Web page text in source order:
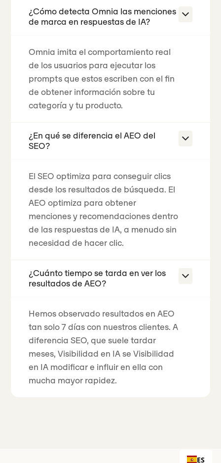
¿Cómo detecta Omnia las menciones
de marca en respuestas de IA?
Omnia imita el comportamiento real
de los usuarios para ejecutar los
prompts que estos escriben con el fin
de obtener información sobre tu
categoría y tu producto.
¿En qué se diferencia el AEO del
SEO?
El SEO optimiza para conseguir clics
desde los resultados de búsqueda. El
AEO optimiza para obtener
menciones y recomendaciones dentro
de las respuestas de IA, a menudo sin
necesidad de hacer clic.
¿Cuánto tiempo se tarda en ver los
resultados de AEO?
Hemos observado resultados en AEO
tan solo 7 días con nuestros clientes. A
diferencia SEO, que suele tardar
meses, Visibilidad en IA se Visibilidad
en IA modificar e influir en ella con
mucha mayor rapidez.
ES